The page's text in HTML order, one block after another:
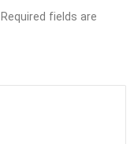
Required fields are